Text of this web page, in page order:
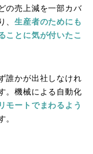
の売上減を一部カバ
、生産者のためにも
ことに気が付いたこ
誰かが出社しなけれ
。機械による自動化
モートでまわるよう
。